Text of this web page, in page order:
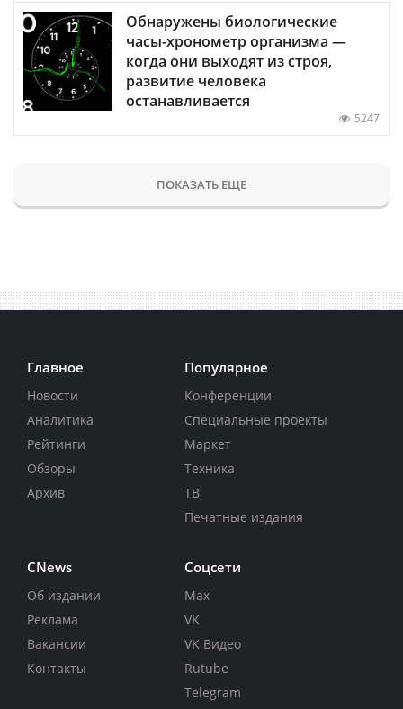
Обнаружены биологические
часы-хронометр организма —
когда они выходят из строя,
развитие человека
останавливается
5247
ПОКАЗАТЬ ЕЩЕ
Главное
Новости
Аналитика
Рейтинги
Обзоры
Архив
Популярное
Конференции
Специальные проекты
Маркет
Техника
ТВ
Печатные издания
CNews
Об издании
Реклама
Вакансии
Контакты
Соцсети
Max
VK
VK Видео
Rutube
Telegram